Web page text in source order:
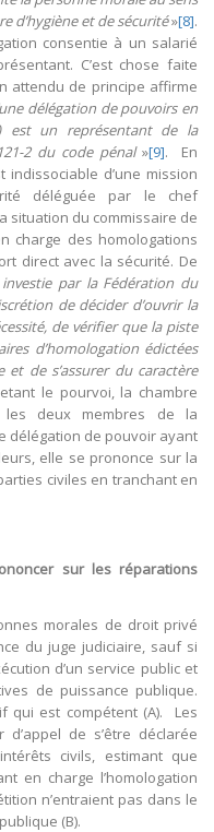
d’hygiène et de sécurité»[8].
consentie à un salarié
C’est chose faite
attendu de principe affirme
délégation de pouvoirs en
est un représentant de la
2 du code pénal»[9]. En
d’une mission
déléguée par le chef
situation du commissaire de
charge des homologations
direct avec la sécurité. De
investie par la Fédération du
de décider d’ouvrir la
de vérifier que la piste
d’homologation édictées
de s’assurer du caractère
le pourvoi, la chambre
les deux membres de la
délégation de pouvoir ayant
elle se prononce sur la
civiles en tranchant en
sur les réparations
morales de droit privé
du juge judiciaire, sauf si
d’un service public et
de puissance publique.
qui est compétent (A). Les
de s’être déclarée
civils, estimant que
en charge l’homologation
n’entraient pas dans le
(B).